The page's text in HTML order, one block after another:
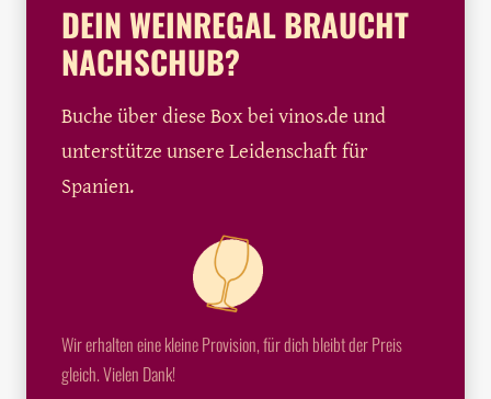
DEIN WEINREGAL BRAUCHT
NACHSCHUB?
Buche über diese Box bei vinos.de und
unterstütze unsere Leidenschaft für
Spanien.
Wir erhalten eine kleine Provision, für dich bleibt der Preis
gleich. Vielen Dank!